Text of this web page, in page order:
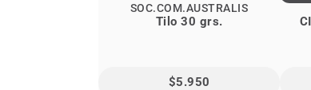
Tilo 30 grs.
SOC.COM.AUSTRALIS
$5.950